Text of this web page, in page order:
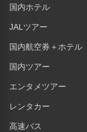
国内ホテル
JALツアー
国内航空券＋ホテル
国内ツアー
エンタメツアー
レンタカー
高速バス